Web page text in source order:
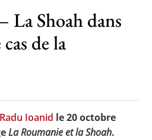
nationaux
et motions
de l’APHG
dans la presse
La Shoah dans
de la
Radu Ioanid le 20 octobre
La Roumanie et la Shoah.